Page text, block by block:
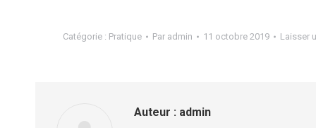
Catégorie : Pratique Par admin 11 octobre 2019 Laisser
Auteur : admin